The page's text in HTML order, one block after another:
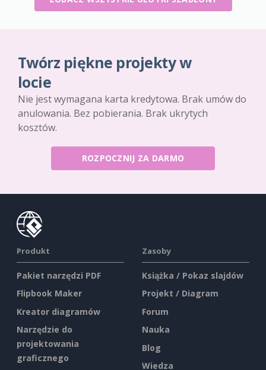
Twórz piękne projekty w
locie
Nie jest wymagana karta kredytowa. Brak umów do
anulowania. Bez pobierania. Brak ukrytych
kosztów.
ROZPOCZNIJ ZA DARMO
Produkt
Pakiet narzędzi PDF
Flipbook Maker
Kreator diagramów
Narzędzie do
projektowania
graficznego
Zasoby
Książka / Pokaz slajdów
Projekt / Diagram
Forum
Nauka
Blog
Wiedza